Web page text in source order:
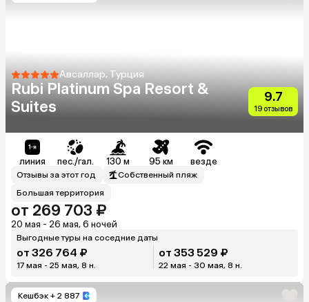
Авсаллар, Турция
Rubi Platinum Spa Resort &
Suites
9.7
19 отзывов
линия пес./гал. 130 м 95 км везде
Отзывы за этот год
Собственный пляж
Большая территория
от 269 703 ₽
20 мая - 26 мая, 6 ночей
Выгодные туры на соседние даты
от 326 764 ₽
17 мая - 25 мая, 8 н.
от 353 529 ₽
22 мая - 30 мая, 8 н.
Кешбэк + 2 887